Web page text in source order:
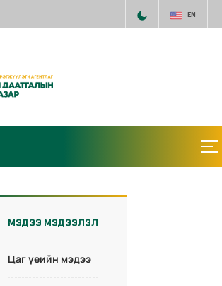
EN
МЭДЭЭ МЭДЭЭЛЭЛ
Цаг үеийн мэдээ